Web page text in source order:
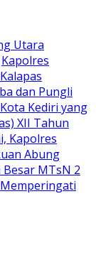
Utara
Kapolres
dan Pungli
Kediri yang
XII Tahun
Kapolres
Abung
Besar MTsN 2